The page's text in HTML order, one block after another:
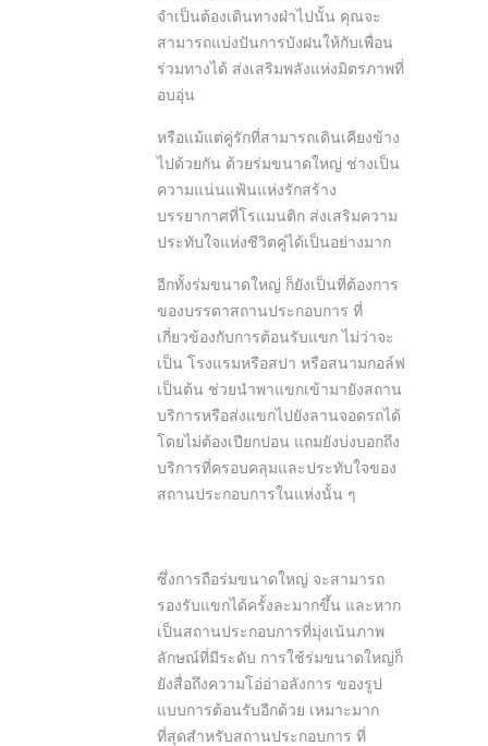
จำเป็นต้องเดินทางฝ่าไปนั้น คุณจะ
สามารถแบ่งปันการบังฝนให้กับเพื่อน
ร่วมทางได้ ส่งเสริมพลังแห่งมิตรภาพที่
อบอุ่น
หรือแม้แต่คู่รักที่สามารถเดินเคียงข้าง
ไปด้วยกัน ด้วยร่มขนาดใหญ่ ช่างเป็น
ความแน่นแฟ้นแห่งรักสร้าง
บรรยากาศที่โรแมนติก ส่งเสริมความ
ประทับใจแห่งชีวิตคู่ได้เป็นอย่างมาก
อีกทั้งร่มขนาดใหญ่ ก็ยังเป็นที่ต้องการ
ของบรรดาสถานประกอบการ ที่
เกี่ยวข้องกับการต้อนรับแขก ไม่ว่าจะ
เป็น โรงแรมหรือสปา หรือสนามกอล์ฟ
เป็นต้น ช่วยนำพาแขกเข้ามายังสถาน
บริการหรือส่งแขกไปยังลานจอดรถได้
โดยไม่ต้องเปียกปอน แถมยังบ่งบอกถึง
บริการที่ครอบคลุมและประทับใจของ
สถานประกอบการในแห่งนั้น ๆ
ซึ่งการถือร่มขนาดใหญ่ จะสามารถ
รองรับแขกได้ครั้งละมากขึ้น และหาก
เป็นสถานประกอบการที่มุ่งเน้นภาพ
ลักษณ์ที่มีระดับ การใช้ร่มขนาดใหญ่ก็
ยังสื่อถึงความโอ่อ่าอลังการ ของรูป
แบบการต้อนรับอีกด้วย เหมาะมาก
ที่สุดสำหรับสถานประกอบการ ที่